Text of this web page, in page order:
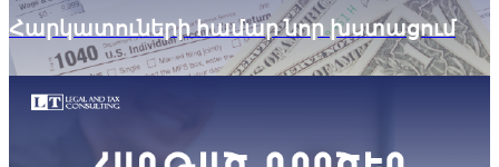
Հարկատուների համար նոր խստացում